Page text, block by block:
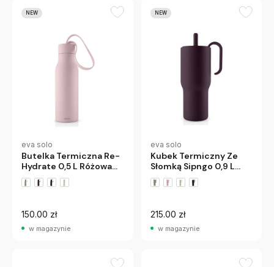
NEW
eva solo
Butelka Termiczna Re-
Hydrate 0,5 L Różowa
Eva Solo
150.00 zł
w magazynie
NEW
eva solo
Kubek Termiczny Ze
Słomką Sipngo 0,9 L
Fioletowy Eva Solo
215.00 zł
w magazynie